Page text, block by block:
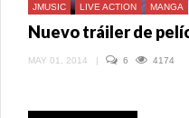
JMUSIC LIVE ACTION MANGA
Nuevo tráiler de
MAY 01, 2014 | 6 4174